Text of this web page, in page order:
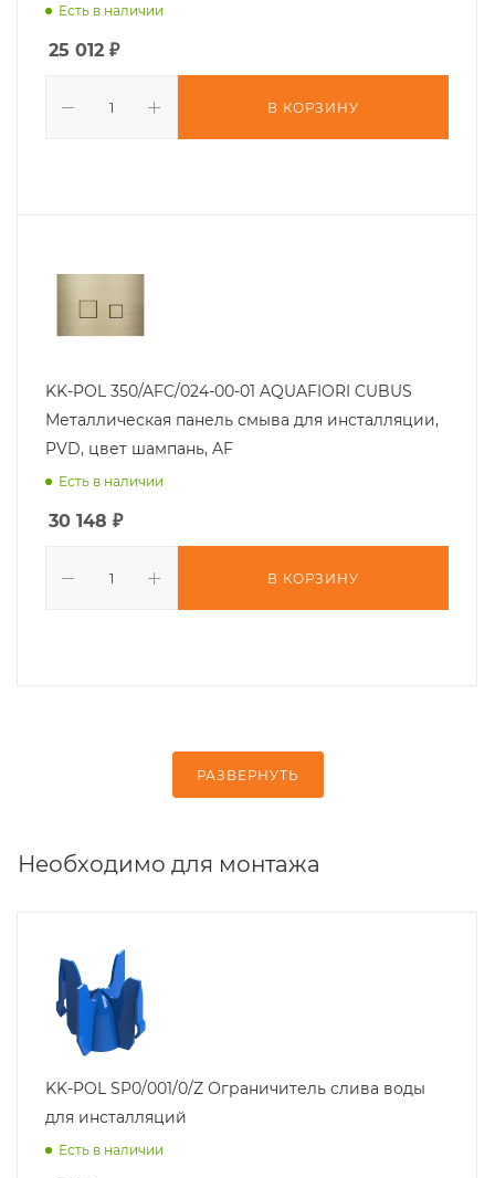
Есть в наличии
25 012 ₽
В КОРЗИНУ
KK-POL 350/AFC/024-00-01 AQUAFIORI CUBUS
Металлическая панель смыва для инсталляции,
PVD, цвет шампань, AF
Есть в наличии
30 148 ₽
В КОРЗИНУ
РАЗВЕРНУТЬ
Необходимо для монтажа
KK-POL SP0/001/0/Z Ограничитель слива воды
для инсталляций
Есть в наличии